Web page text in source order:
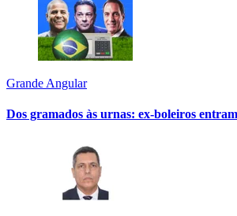
Grande Angular
Dos gramados às urnas: ex-boleiros